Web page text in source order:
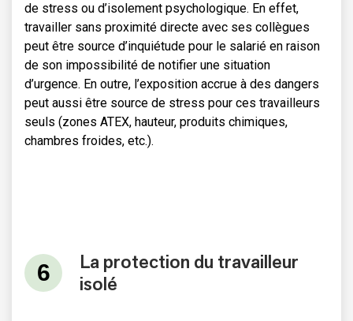
de stress ou d’isolement psychologique. En effet,
travailler sans proximité directe avec ses collègues
peut être source d’inquiétude pour le salarié en raison
de son impossibilité de notifier une situation
d’urgence. En outre, l’exposition accrue à des dangers
peut aussi être source de stress pour ces travailleurs
seuls (zones ATEX, hauteur, produits chimiques,
chambres froides, etc.).
La protection du travailleur
isolé